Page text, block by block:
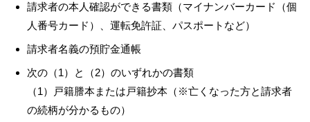
請求者の本人確認ができる書類（マイナンバーカード（個
人番号カード）、運転免許証、パスポートなど）
請求者名義の預貯金通帳
次の（1）と（2）のいずれかの書類
（1）戸籍謄本または戸籍抄本（※亡くなった方と請求者
の続柄が分かるもの）